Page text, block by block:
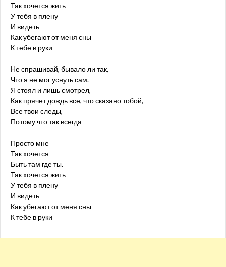
Так хочется жить
У тебя в плену
И видеть
Как убегают от меня сны
К тебе в руки
Не спрашивай, бывало ли так,
Что я не мог уснуть сам.
Я стоял и лишь смотрел,
Как прячет дождь все, что сказано тобой,
Все твои следы,
Потому что так всегда
Просто мне
Так хочется
Быть там где ты.
Так хочется жить
У тебя в плену
И видеть
Как убегают от меня сны
К тебе в руки